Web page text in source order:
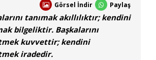
Görsel İndir Paylaş
tanımak akıllılıktır; kendini
bilgeliktir. Başkalarını
kuvvettir; kendini
iradedir.